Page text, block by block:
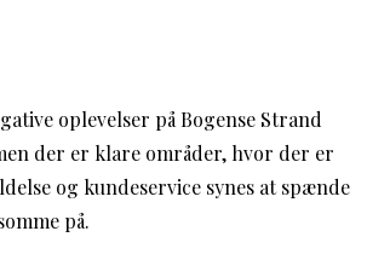
oplevelser på Bogense Strand
der er klare områder, hvor der er
og kundeservice synes at spænde
på.